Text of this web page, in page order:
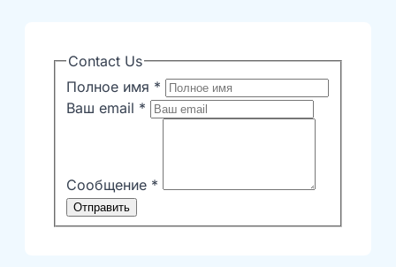
Contact Us
Полное имя *
Ваш email *
Сообщение *
Отправить